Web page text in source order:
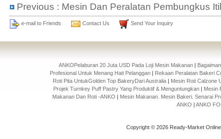
Previous : Mesin Dan Peralatan Pembungkus
e-mail to Friends Contact Us Send Your Inquiry
ANKOPelaburan 20 Juta USD Pada Loji Mesin Makanan |
Profesional Untuk Menang Hati Pelanggan | Rekaan Peralatan Bakeri
Roti Pita UntukGolden Top BakeryDari Australia | Mesin Roti Calzone
Projek Turnkey Puff Pastry Yang Produktif & Menguntungkan | Mesin
Makanan Dan Roti -ANKO | Mesin Makanan. Mesin Bakeri. Senarai
ANKO |ANKO
Copyright © 2026 Ready-Market